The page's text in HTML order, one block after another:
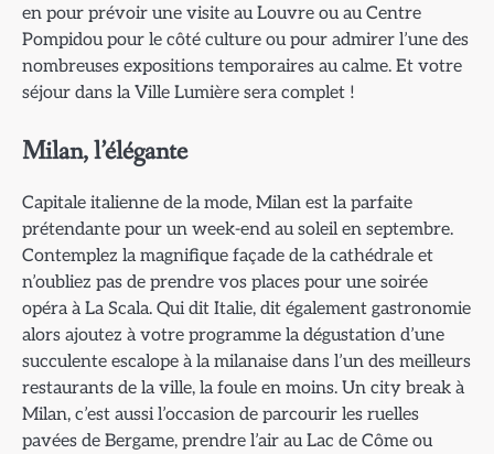
en pour prévoir une visite au Louvre ou au Centre
Pompidou pour le côté culture ou pour admirer l’une des
nombreuses expositions temporaires au calme. Et votre
séjour dans la Ville Lumière sera complet !
Milan, l’élégante
Capitale italienne de la mode, Milan est la parfaite
prétendante pour un week-end au soleil en septembre.
Contemplez la magnifique façade de la cathédrale et
n’oubliez pas de prendre vos places pour une soirée
opéra à La Scala. Qui dit Italie, dit également gastronomie
alors ajoutez à votre programme la dégustation d’une
succulente escalope à la milanaise dans l’un des meilleurs
restaurants de la ville, la foule en moins. Un city break à
Milan, c’est aussi l’occasion de parcourir les ruelles
pavées de Bergame, prendre l’air au Lac de Côme ou